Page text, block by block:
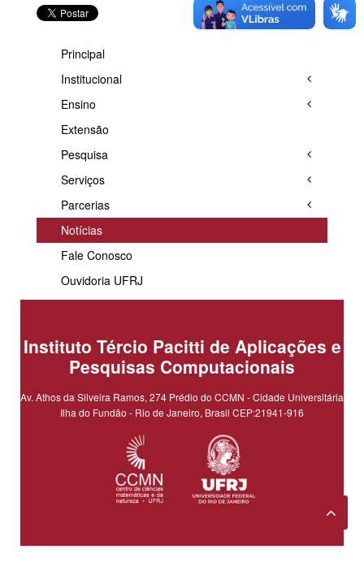
Principal
Institucional
Ensino
Extensão
Pesquisa
Serviços
Parcerias
Notícias
Fale Conosco
Ouvidoria UFRJ
Instituto Tércio Pacitti de Aplicações e
Pesquisas Computacionais
Av. Athos da Silveira Ramos, 274 Prédio do CCMN - Cidade Universitária
Ilha do Fundão - Rio de Janeiro, Brasil CEP:21941-916